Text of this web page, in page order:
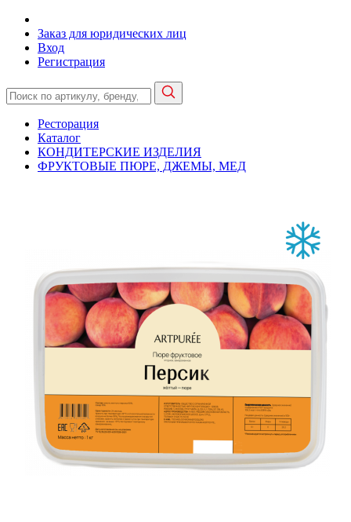
Заказ для юридических лиц
Вход
Регистрация
Ресторация
Каталог
КОНДИТЕРСКИЕ ИЗДЕЛИЯ
ФРУКТОВЫЕ ПЮРЕ, ДЖЕМЫ, МЕД